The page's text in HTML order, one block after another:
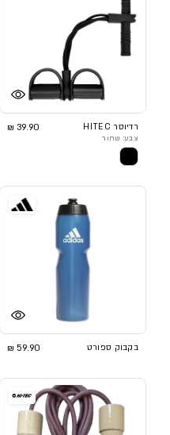
רדיוסר HITEC 39.90 ₪
צבע: שחור
בקבוק ספורט 59.90 ₪